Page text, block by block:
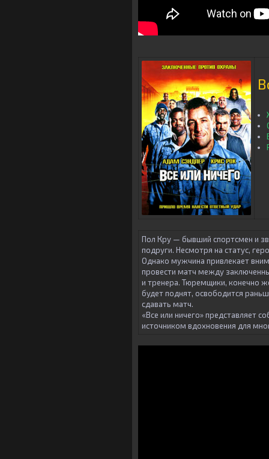
Пол Кру — бывший спортсмен и
подруги. Несмотря на статус,
Однако мужчина привлекает
провести матч между
и тренера. Тюремщики, конечно
будет поднят, освободится
сдавать матч.
«Все или ничего» представляет
источником вдохновения для